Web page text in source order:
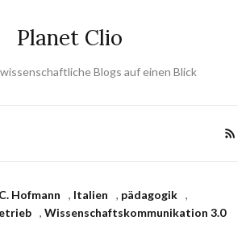
Planet Clio
Blogs auf einen Blick
Hofmann , Italien , pädagogik ,
, Wissenschaftskommunikation 3.0